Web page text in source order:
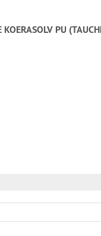
KOERASOLV PU